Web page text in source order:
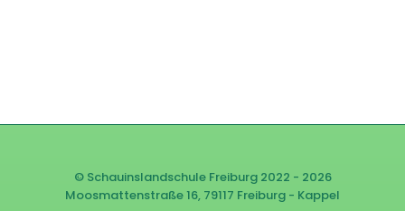
© Schauinslandschule Freiburg 2022 - 2026
Moosmattenstraße 16, 79117 Freiburg - Kappel